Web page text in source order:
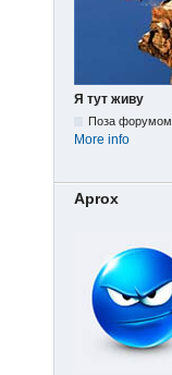
Я тут живу
Поза форумом
More info
Aprox